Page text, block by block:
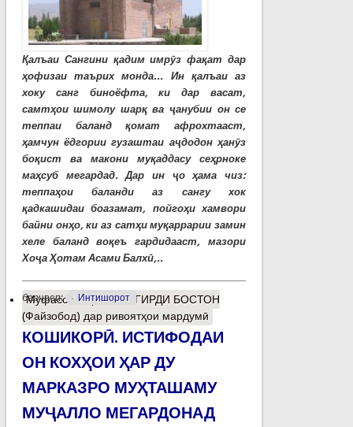
Қалъаи Сангини қадим имрӯз фақат дар
ҳофизаи таърих монда... Ин қалъаи аз
хоку санг биноёфта, ки дар васат,
самтҳои шимолу шарқ ва ҷанубии он се
теппаи баланд қомат афрохтааст,
ҳамчун ёдгории гузаштаи аҷдодон ҳанӯз
боқист ва макони муқаддасу сеҳрноке
маҳсуб мегардад. Дар ин ҷо ҳама чиз:
теппаҳои баланди аз сангу хок
қадкашидаи боазамат, пойгоҳи хамвори
байни онҳо, ки аз сатҳи муқаррарии замин
хеле баланд воқеъ гардидааст, мазори
Хоҷа Ҳотам Асами Балхӣ,..
барчасп: Интишорот
Муфассалтаро ВАШГИРДИ БОСТОН
(Файзобод) дар ривоятҳои мардумӣ
КОШИКОРӢ. ИСТИФОДАИ
ОН КОХҲОИ ҲАР ДУ
МАРКАЗРО МУҲТАШАМУ
МУҶАЛЛО МЕГАРДОНАД